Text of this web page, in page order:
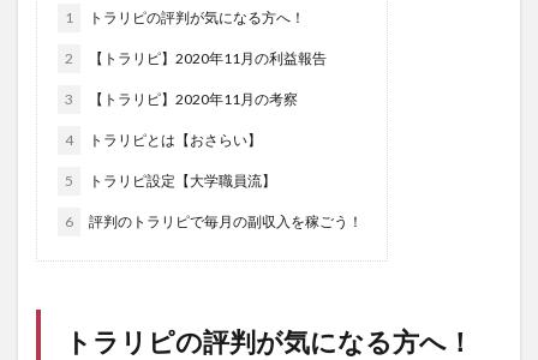
1 トラリピの評判が気になる方へ！
2 【トラリピ】2020年11月の利益報告
3 【トラリピ】2020年11月の考察
4 トラリピとは【おさらい】
5 トラリピ設定【大学職員流】
6 評判のトラリピで毎月の副収入を稼ごう！
トラリピの評判が気になる方へ！